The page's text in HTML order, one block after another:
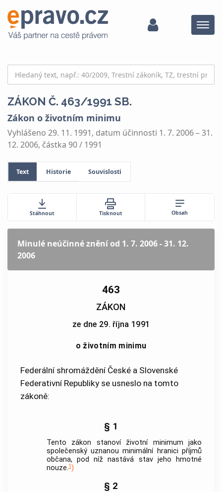
Menu
ZÁKON Č. 463/1991 SB.
Zákon o životním minimu
Vyhlášeno 29. 11. 1991, datum účinnosti 1. 7. 2006 – 31.
12. 2006, částka 90 / 1991
Text Historie Souvislosti
Stáhnout Tisknout Obsah
Minulé neúčinné zněníod 1. 7. 2006 - 31. 12.
2006
463
ZÁKON
ze dne 29. října 1991
o životním minimu
Federální shromáždění České a Slovenské
Federativní Republiky se usneslo na tomto
zákoně:
§ 1
Tento zákon stanoví životní minimum jako
společenský uznanou minimální hranici příjmů
občana, pod níž nastává stav jeho hmotné
nouze.1)
§ 2